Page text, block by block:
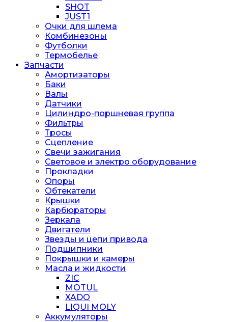
SHOT
JUST1
Очки для шлема
Комбинезоны
Футболки
Термобелье
Запчасти
Амортизаторы
Баки
Валы
Датчики
Цилиндро-поршневая группа
Фильтры
Тросы
Сцепление
Свечи зажигания
Световое и электро оборудование
Прокладки
Опоры
Обтекатели
Крышки
Карбюраторы
Зеркала
Двигатели
Звезды и цепи привода
Подшипники
Покрышки и камеры
Масла и жидкости
ZIC
MOTUL
XADO
LIQUI MOLY
Аккумуляторы